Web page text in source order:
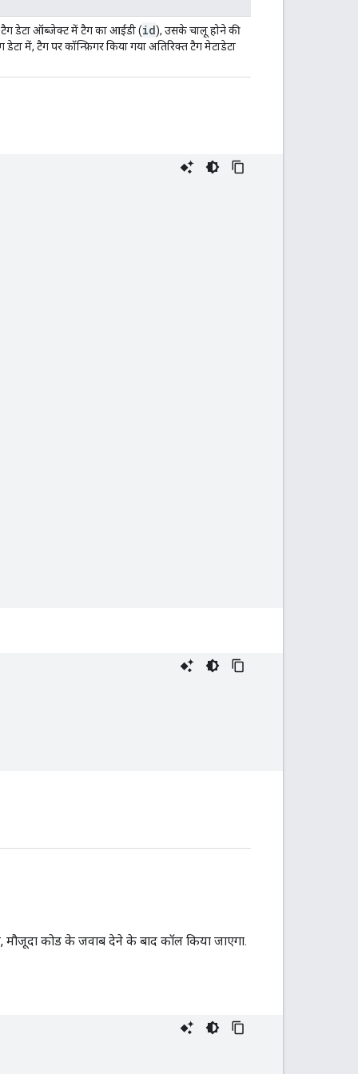
टैग डेटा ऑब्जेक्ट में टैग का आईडी (id), उसके चालू होने की
डेटा में, टैग पर कॉन्फ़िगर किया गया अतिरिक्त टैग मेटाडेटा
कोड के जवाब देने के बाद कॉल किया जाएगा.